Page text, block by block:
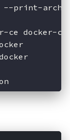
print-
ce docker-